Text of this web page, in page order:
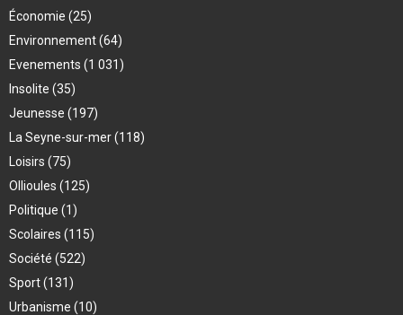
Économie (25)
Environnement(64)
Evenements (1 031)
Insolite (35)
Jeunesse (197)
La Seyne-sur-mer(118)
Loisirs (75)
Ollioules (125)
Politique (1)
Scolaires (115)
Société (522)
Sport(131)
Urbanisme (10)